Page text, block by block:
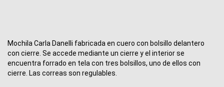
Mochila Carla Danelli fabricada en cuero con bolsillo delantero
con cierre. Se accede mediante un cierre y el interior se
encuentra forrado en tela con tres bolsillos, uno de ellos con
cierre. Las correas son regulables.